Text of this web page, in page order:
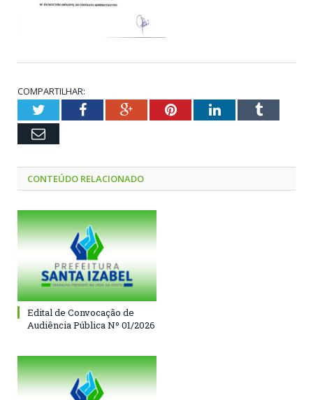
COMPARTILHAR:
TwitterFacebookGoogle+PinterestLinkedInTumblr
Email
CONTEÚDO RELACIONADO
Edital de Convocação de
Audiência Pública Nº 01/2026